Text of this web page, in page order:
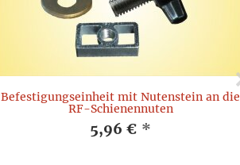
Befestigungseinheit mit Nutenstein an die
RF-Schienennuten
5,96 € *